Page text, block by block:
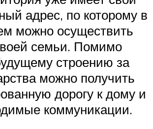
адрес, по которому в
можно осуществить
семьи. Помимо
строению за
можно получить
дорогу к дому и
коммуникации.